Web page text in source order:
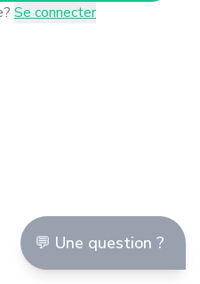
💬 Une question ?
Se connecter